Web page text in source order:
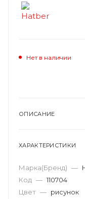
Нет в наличии
ОПИСАНИЕ
ХАРАКТЕРИСТИКИ
Марка(Бренд) —
Код — 110704
Цвет — рисунок